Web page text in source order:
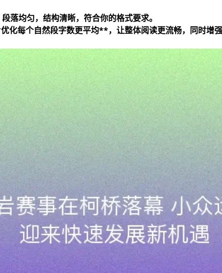
落均匀，结构清晰，符合你的格式要求。
化每个自然段字数更平均**，让整体阅读更流畅，同时增